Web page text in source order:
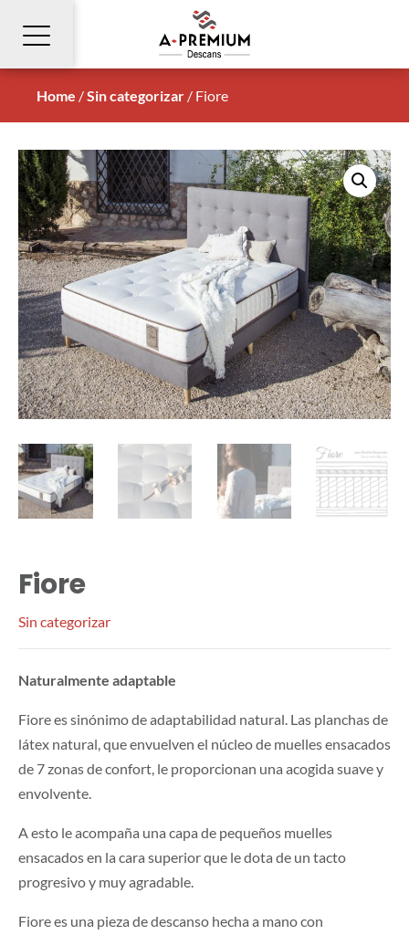
Home /Sin categorizar / Fiore
Fiore
Sin categorizar
Naturalmente adaptable
Fiore es sinónimo de adaptabilidad natural. Las planchas de
látex natural, que envuelven el núcleo de muelles ensacados
de 7 zonas de confort, le proporcionan una acogida suave y
envolvente.
A esto le acompaña una capa de pequeños muelles
ensacados en la cara superior que le dota de un tacto
progresivo y muy agradable.
Fiore es una pieza de descanso hecha a mano con